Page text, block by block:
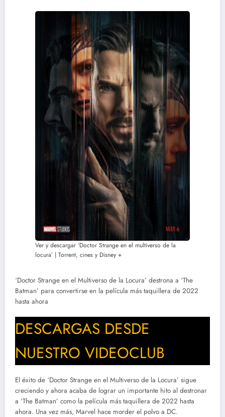
Ver y descargar ‘Doctor Strange en el multiverso de la
locura’ | Torrent, cines y Disney +
‘Doctor Strange en el Multiverso de la Locura’ destrona a ‘The
Batman’ para convertirse en la película más taquillera de 2022
hasta ahora
DESCARGAS DESDE
NUESTRO VIDEOCLUB
El éxito de ‘Doctor Strange en el Multiverso de la Locura’ sigue
creciendo y ahora acaba de lograr un importante hito al destronar
a ‘The Batman’ como la película más taquillera de 2022 hasta
ahora. Una vez más, Marvel hace morder el polvo a DC.